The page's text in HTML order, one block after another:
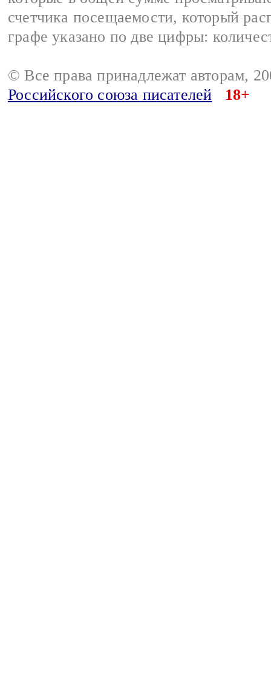
счетчика посещаемости, который
графе указано по две цифры:
© Все права принадлежат авторам,
Российского союза писателей
18+